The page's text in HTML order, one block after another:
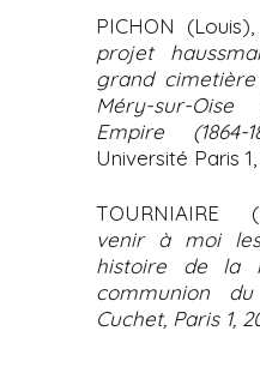
PICHON (Louis),
projet
grand
Méry-sur-
Empire (1864-
Université Paris
TOURNIAIRE
venir à moi
histoire de la
communion
Cuchet, Paris 1,